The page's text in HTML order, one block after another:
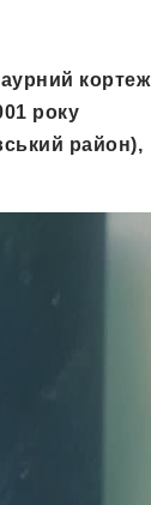
кортеж
року
район),